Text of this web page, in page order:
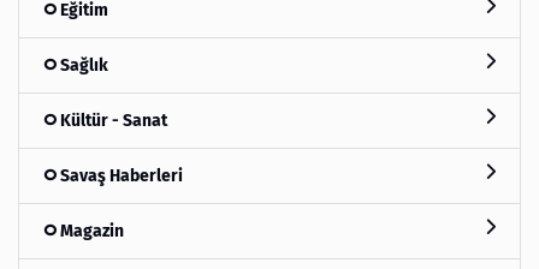
Eğitim
Sağlık
Kültür - Sanat
Savaş Haberleri
Magazin